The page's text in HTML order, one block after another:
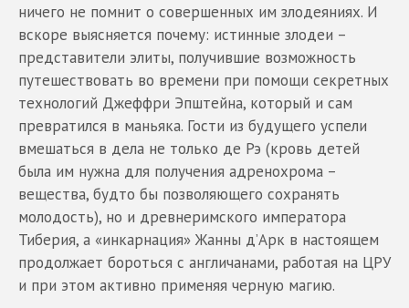
ничего не помнит о совершенных им злодеяниях. И
вскоре выясняется почему: истинные злодеи –
представители элиты, получившие возможность
путешествовать во времени при помощи секретных
технологий Джеффри Эпштейна, который и сам
превратился в маньяка. Гости из будущего успели
вмешаться в дела не только де Рэ (кровь детей
была им нужна для получения адренохрома –
вещества, будто бы позволяющего сохранять
молодость), но и древнеримского императора
Тиберия, а «инкарнация» Жанны д’Арк в настоящем
продолжает бороться с англичанами, работая на ЦРУ
и при этом активно применяя черную магию.